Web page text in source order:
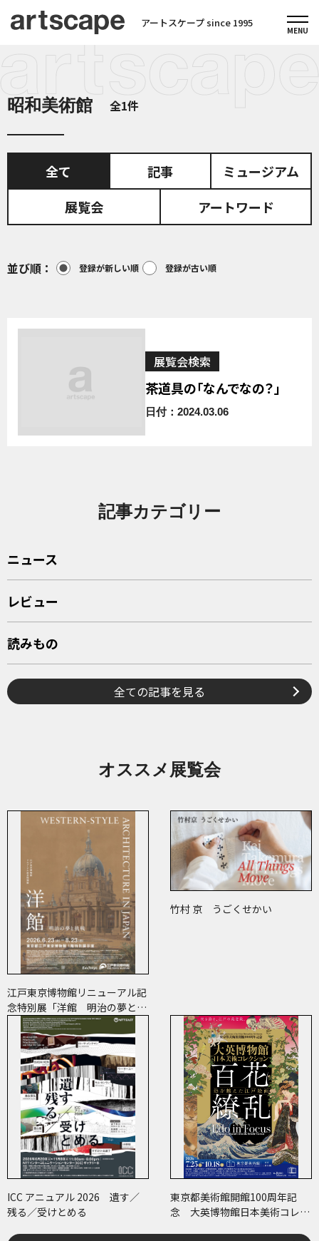
アートスケープ since 1995
昭和美術館 全1件
全て 記事
ミュージアム
展覧会
アートワード
並び順 登録が新しい順 登録が古い順
展覧会検索
茶道具の「なんでなの？」
日付：2024.03.06
記事カテゴリー
ニュース
レビュー
読みもの
全ての記事を見る
オススメ展覧会
江戸東京博物館リニューアル記
念特別展「洋館 明治の夢と挑
戦」
竹村 京 うごくせかい
ICC アニュアル 2026 遺す／
残る／受けとめる
東京都美術館開館100周年記
念 大英博物館日本美術コレク